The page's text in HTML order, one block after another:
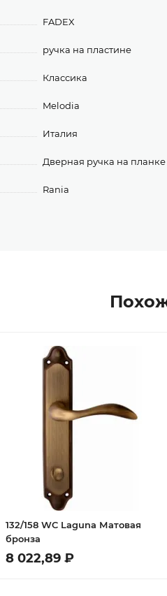
FADEX
ручка на пластине
Классика
Melodia
Италия
Дверная ручка на планке
Rania
132/158 WC Laguna Матовая
бронза
8 022,89 ₽